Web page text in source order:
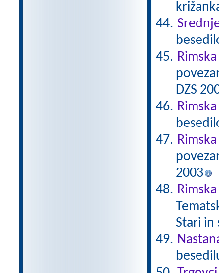
DZS
2003
Stari in